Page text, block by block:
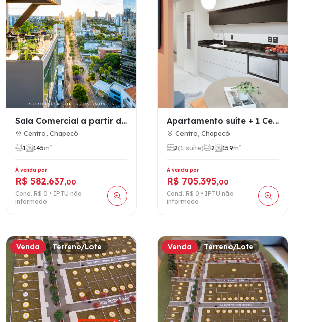
Sala Comercial a partir de 45,40 m² no Centro de Chapecó – B…
Centro, Chapecó
1
145m²
À venda por
R$ 582.637,00
Cond. R$ 0 • IPTU não
informado
Apartamento suíte + 1 Centro Chapecó Hub 107
Centro, Chapecó
2(1 suíte) 2 159m²
À venda por
R$ 705.395,00
Cond. R$ 0 • IPTU não
informado
Venda Terreno/Lote Venda Terreno/Lote